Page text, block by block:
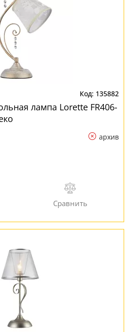
135882
лампа Lorette FR406-
архив